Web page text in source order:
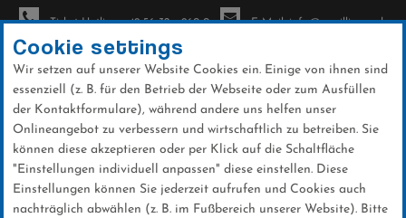
Direkt
zum
Inhalt
Ticket-Hotline: +49 56 32 - 960-0 E-Mail: info@sc-willingen.de
News
Cookie settings
Wir setzen auf unserer Website Cookies ein. Einige von ihnen sind
essenziell (z. B. für den Betrieb der Webseite oder zum Ausfüllen
der Kontaktformulare), während andere uns helfen unser
Onlineangebot zu verbessern und wirtschaftlich zu betreiben. Sie
können diese akzeptieren oder per Klick auf die Schaltfläche
"Einstellungen individuell anpassen" diese einstellen. Diese
Einstellungen können Sie jederzeit aufrufen und Cookies auch
nachträglich abwählen (z. B. im Fußbereich unserer Website). Bitte